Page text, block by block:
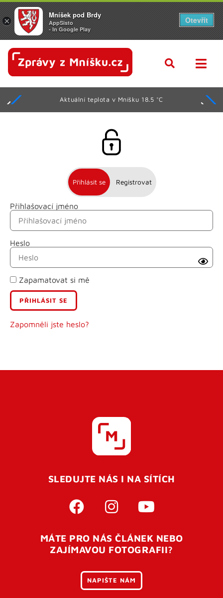
Aktuální teplota v Mníšku 18.5 °C
Přihlásit se Registrovat
Přihlašovací jméno
Heslo
Zapamatovat si mě
Zapomněli jste heslo?
Jméno
Příjmení
E-mail
Uživatelské jméno
Pro úspěšné dokončení registrace je potřeba
vaší e-mailovouadresu. Po úspěšném odeslání
otevření tohoto odkazu se váš účet ověří a můžete se
přihlásit. Nezapomeňte zkontrolovat složku SPAM ve
SLEDUJTE NÁS I NA SÍTÍCH
MÁTE PRO NÁS ČLÁNEK NEBO
ZAJÍMAVOU FOTOGRAFII?
NAPIŠTE NÁM
×
Mníšek pod Brdy
AppSisto
- In Google Play
Otevřít